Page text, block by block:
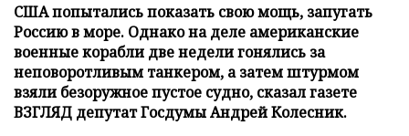
США попытались показать свою мощь, запугать
Россию в море. Однако на деле американские
военные корабли две недели гонялись за
неповоротливым танкером, а затем штурмом
взяли безоружное пустое судно, сказал газете
ВЗГЛЯД депутат Госдумы Андрей Колесник.